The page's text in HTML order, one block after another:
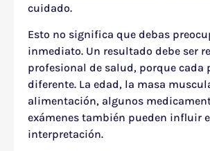
cuidado.
Esto no significa que debas
inmediato. Un resultado debe ser
profesional de salud, porque cada
diferente. La edad, la masa
alimentación, algunos
exámenes también pueden influir
interpretación.